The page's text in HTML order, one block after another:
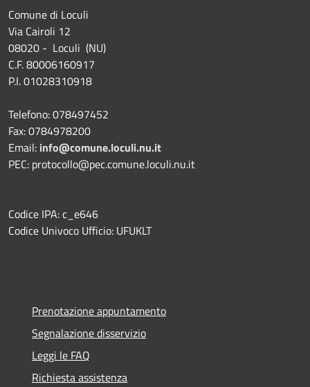
Comune di Loculi
Via Cairoli 12
08020 - Loculi (NU)
C.F. 80006160917
P.I. 01028310918
Telefono: 078497452
Fax: 0784978200
Email: info@comune.loculi.nu.it
PEC: protocollo@pec.comune.loculi.nu.it
Codice IPA: c_e646
Codice Univoco Ufficio: UFUKLT
Prenotazione appuntamento
Segnalazione disservizio
Leggi le FAQ
Richiesta assistenza